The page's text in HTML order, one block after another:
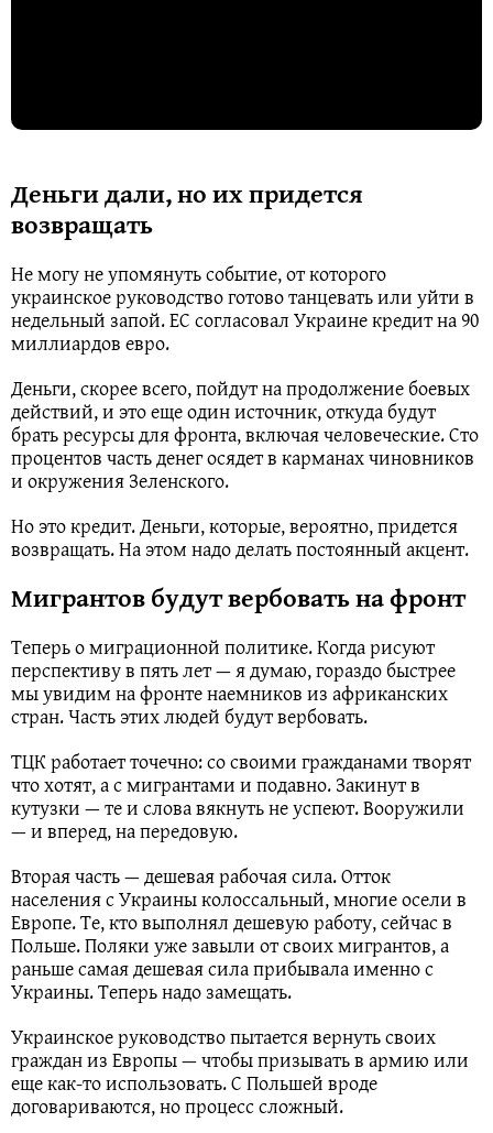
Деньги дали, но их придется
возвращать
Не могу не упомянуть событие, от которого
украинское руководство готово танцевать или уйти в
недельный запой. ЕС согласовал Украине кредит на 90
миллиардов евро.
Деньги, скорее всего, пойдут на продолжение боевых
действий, и это еще один источник, откуда будут
брать ресурсы для фронта, включая человеческие. Сто
процентов часть денег осядет в карманах чиновников
и окружения Зеленского.
Но это кредит. Деньги, которые, вероятно, придется
возвращать. На этом надо делать постоянный акцент.
Мигрантов будут вербовать на фронт
Теперь о миграционной политике. Когда рисуют
перспективу в пять лет — я думаю, гораздо быстрее
мы увидим на фронте наемников из африканских
стран. Часть этих людей будут вербовать.
ТЦК работает точечно: со своими гражданами творят
что хотят, а с мигрантами и подавно. Закинут в
кутузки — те и слова вякнуть не успеют. Вооружили
— и вперед, на передовую.
Вторая часть — дешевая рабочая сила. Отток
населения с Украины колоссальный, многие осели в
Европе. Те, кто выполнял дешевую работу, сейчас в
Польше. Поляки уже завыли от своих мигрантов, а
раньше самая дешевая сила прибывала именно с
Украины. Теперь надо замещать.
Украинское руководство пытается вернуть своих
граждан из Европы — чтобы призывать в армию или
еще как-то использовать. С Польшей вроде
договариваются, но процесс сложный.